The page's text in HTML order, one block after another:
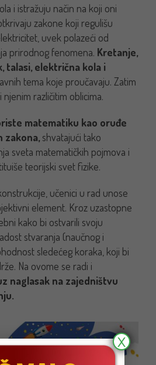
i istražuju način na koji oni
zakone koji regulišu
uvek polazeći od
prirodnog fenomena. Kretanje,
talasi, električna kola i
tema koje proučavaju. Zatim
različitim oblicima.
matematiku kao oruđe
zakona, shvatajući tako
sveta matematičkih pojmova i
teorijski svet fizike.
učenici u rad unose
element. Kroz uzastopne
kako bi ostvarili svoju
stvaranja (naučnog i
sledećeg koraka, koji bi
Na ovome se radi i
naglasak na zajedništvu
X